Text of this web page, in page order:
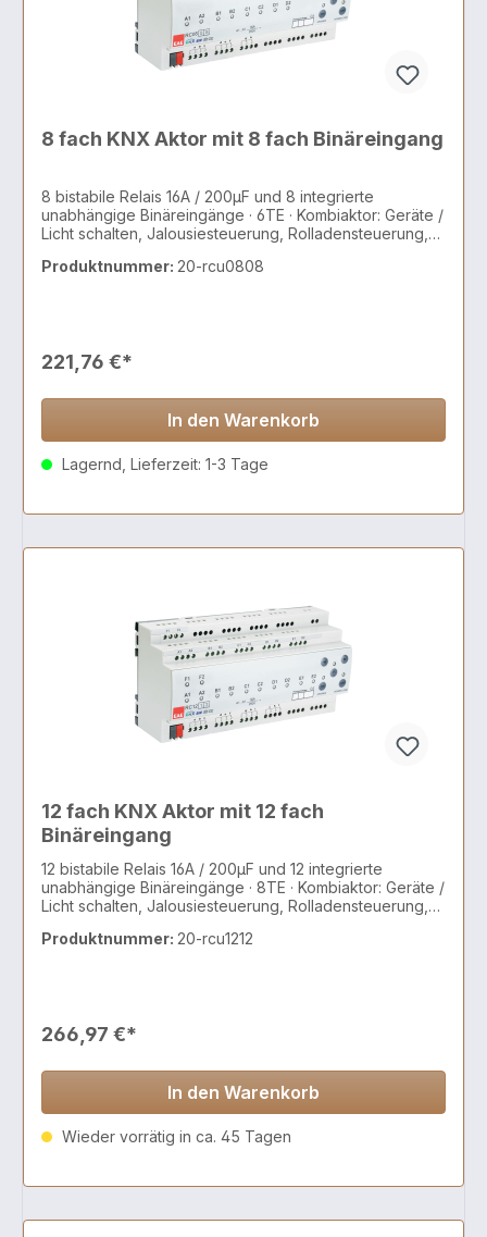
8 fach KNX Aktor mit 8 fach Binäreingang
8 bistabile Relais 16A / 200µF und 8 integrierte
unabhängige Binäreingänge · 6TE · Kombiaktor: Geräte /
Licht schalten, Jalousiesteuerung, Rolladensteuerung,
Produktnummer: 20-rcu0808
221,76 €*
In den Warenkorb
Lagernd, Lieferzeit: 1-3 Tage
12 fach KNX Aktor mit 12 fach
Binäreingang
12 bistabile Relais 16A / 200µF und 12 integrierte
unabhängige Binäreingänge · 8TE · Kombiaktor: Geräte /
Licht schalten, Jalousiesteuerung, Rolladensteuerung,
Produktnummer: 20-rcu1212
266,97 €*
In den Warenkorb
Wieder vorrätig in ca. 45 Tagen